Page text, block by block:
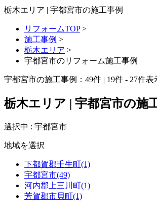
栃木エリア | 宇都宮市の施工事例
リフォームTOP>
施工事例 >
栃木エリア >
宇都宮市のリフォーム施工事例
宇都宮市の施工事例： 49件 | 19件 - 27件表
栃木エリア | 宇都宮市の施
選択中 : 宇都宮市
地域を選択
下都賀郡壬生町(1)
宇都宮市(49)
河内郡上三川町(1)
芳賀郡市貝町(1)